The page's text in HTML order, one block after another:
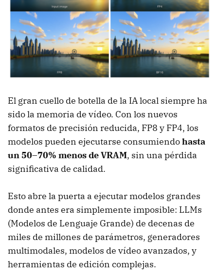
El gran cuello de botella de la IA local siempre ha
sido la memoria de vídeo. Con los nuevos
formatos de precisión reducida, FP8 y FP4, los
modelos pueden ejecutarse consumiendohasta
un 50–70% menos de VRAM, sin una pérdida
significativa de calidad.
Esto abre la puerta a ejecutar modelos grandes
donde antes era simplemente imposible: LLMs
(Modelos de Lenguaje Grande) de decenas de
miles de millones de parámetros, generadores
multimodales, modelos de vídeo avanzados, y
herramientas de edición complejas.